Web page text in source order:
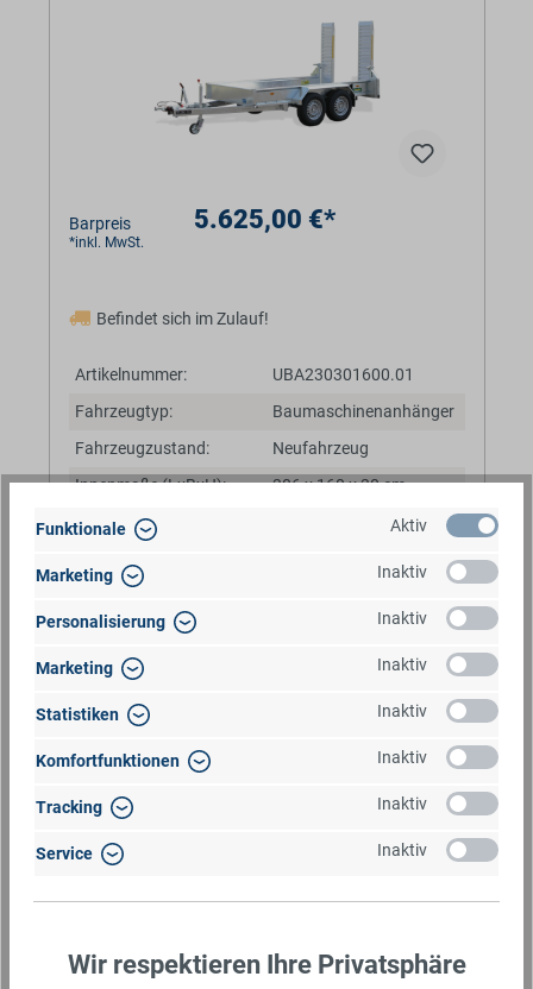
Barpreis 5.625,00 €*
*inkl. MwSt.
Befindet sich im Zulauf!
Artikelnummer:
UBA230301600.01
Fahrzeugtyp:
Baumaschinenanhänger
Fahrzeugzustand:
Neufahrzeug
Innenmaße (LxBxH):
306 x 160 x 30 cm
Zul. Gesamtgewicht:
Fahrwerk:
ALKO-Gummifederachse
Ausstattung:
Einzelrampen
20x Zurrösen
Schwenk-Rampen
BaumannTheme.listing.badges.
Funktionale Aktiv
Marketing Inaktiv
Personalisierung Inaktiv
Marketing Inaktiv
Statistiken Inaktiv
Komfortfunktionen Inaktiv
Tracking Inaktiv
Service Inaktiv
Wir respektieren Ihre Privatsphäre